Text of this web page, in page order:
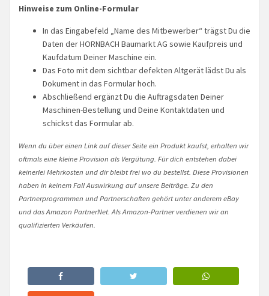
Hinweise zum Online-Formular
In das Eingabefeld „Name des Mitbewerber“ trägst Du die
Daten der HORNBACH Baumarkt AG sowie Kaufpreis und
Kaufdatum Deiner Maschine ein.
Das Foto mit dem sichtbar defekten Altgerät lädst Du als
Dokument in das Formular hoch.
Abschließend ergänzt Du die Auftragsdaten Deiner
Maschinen-Bestellung und Deine Kontaktdaten und
schickst das Formular ab.
Wenn du über einen Link auf dieser Seite ein Produkt kaufst, erhalten wir
oftmals eine kleine Provision als Vergütung. Für dich entstehen dabei
keinerlei Mehrkosten und dir bleibt frei wo du bestellst. Diese Provisionen
haben in keinem Fall Auswirkung auf unsere Beiträge. Zu den
Partnerprogrammen und Partnerschaften gehört unter anderem eBay
und das Amazon PartnerNet. Als Amazon-Partner verdienen wir an
qualifizierten Verkäufen.